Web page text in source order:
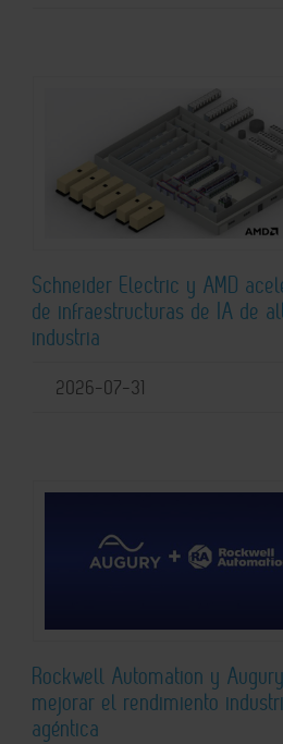
Schneider Electric y AMD
de infraestructuras de IA de
industria
2026-07-31
Rockwell Automation y
mejorar el rendimiento
agéntica